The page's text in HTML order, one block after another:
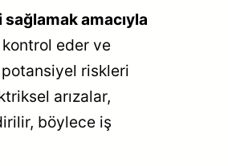
amacıyla
kontrol eder ve
potansiyel riskleri
arızalar,
böylece iş